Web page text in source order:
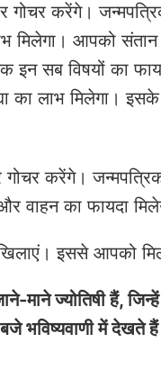
करेंगे।
मिलेगा। आपको
इन सब विषयों का
का लाभ मिलेगा।
करेंगे।
वाहन का फायदा
इससे आपको
माने ज्योतिषी हैं,
भविष्यवाणी में देखते